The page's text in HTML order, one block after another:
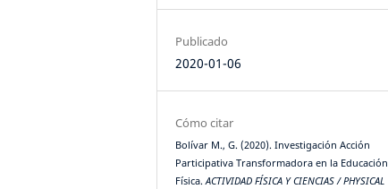
Publicado
2020-01-06
Cómo citar
Bolívar M., G. (2020). Investigación Acción
Participativa Transformadora en la Educación
Física.ACTIVIDAD FÍSICA Y CIENCIAS / PHYSICAL